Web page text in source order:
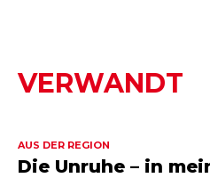
VERWANDT
AUS DER REGION
Die Unruhe – in